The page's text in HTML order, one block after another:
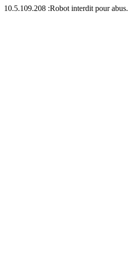
10.5.109.208 :Robot interdit pour abus.